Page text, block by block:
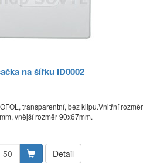
na šířku ID0002
transparentní, bez klipu.Vnitřní rozměr
vnější rozměr 90x67mm.
Detail